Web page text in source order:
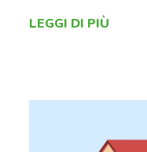
LEGGI DI PIÙ